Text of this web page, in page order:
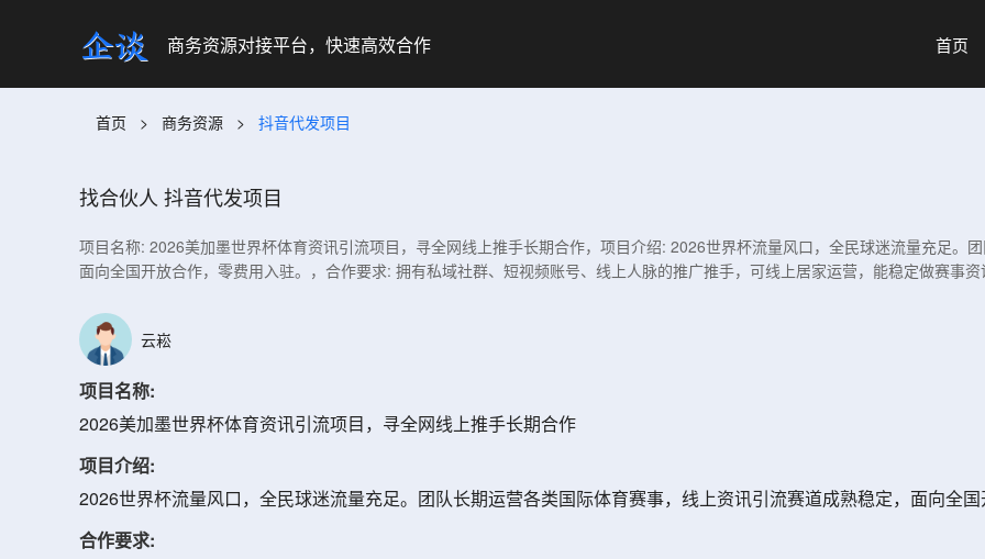
商务资源对接平台，快速高效合作 首页
首页 > 商务资源 > 抖音代发项目
找合伙人 抖音代发项目
项目名称: 2026美加墨世界杯体育资讯引流项目，寻全网线上推手长期合作，项目介绍: 2026世界杯流量风口，全民球迷流量充足。
面向全国开放合作，零费用入驻。，合作要求: 拥有私域社群、短视频账号、线上人脉的推广推手，可线上居家运营，能稳定做赛事
云崧
项目名称:
2026美加墨世界杯体育资讯引流项目，寻全网线上推手长期合作
项目介绍:
2026世界杯流量风口，全民球迷流量充足。团队长期运营各类国际体育赛事，线上资讯引流赛道成熟稳定，面向全国
合作要求: